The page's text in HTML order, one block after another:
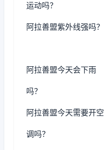
运动吗？
阿拉善盟紫外线强吗？
阿拉善盟今天会下雨
吗？
阿拉善盟今天需要开空
调吗？